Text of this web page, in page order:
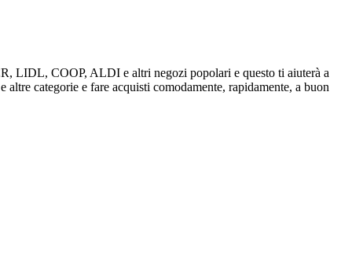
LIDL, COOP, ALDI e altri negozi popolari e questo ti aiuterà a
categorie e fare acquisti comodamente, rapidamente, a buon